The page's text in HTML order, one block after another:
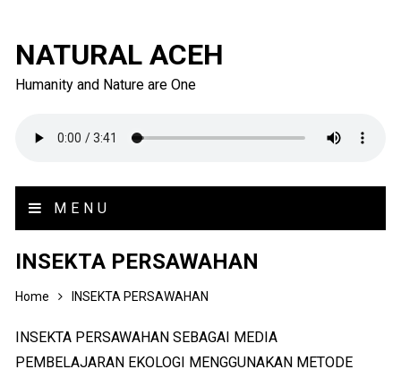
NATURAL ACEH
Humanity and Nature are One
MENU
INSEKTA PERSAWAHAN
Home INSEKTA PERSAWAHAN
INSEKTA PERSAWAHAN SEBAGAI MEDIA
PEMBELAJARAN EKOLOGI MENGGUNAKAN METODE